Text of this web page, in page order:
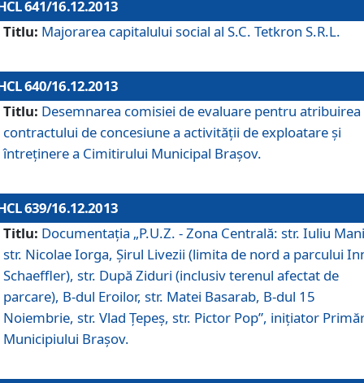
641/16.12.2013
Titlu: Majorarea capitalului social al S.C. Tetkron S.R.L.
640/16.12.2013
Titlu: Desemnarea comisiei de evaluare pentru atribuirea
contractului de concesiune a activităţii de exploatare şi
întreţinere a Cimitirului Municipal Braşov.
639/16.12.2013
Titlu: Documentaţia „P.U.Z. - Zona Centrală: str. Iuliu
str. Nicolae Iorga, Şirul Livezii (limita de nord a parcului
Schaeffler), str. După Ziduri (inclusiv terenul afectat de
parcare), B-dul Eroilor, str. Matei Basarab, B-dul 15
Noiembrie, str. Vlad Ţepeş, str. Pictor Pop”, iniţiator
Municipiului Braşov.